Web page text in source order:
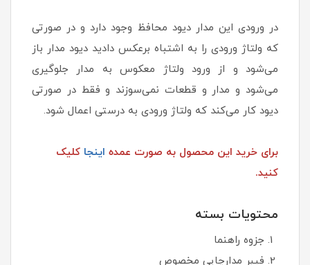
در ورودی این مدار دیود محافظ وجود دارد و در صورتی
که ولتاژ ورودی را به اشتباه برعکس دادید دیود مدار باز
می‌شود و از ورود ولتاژ معکوس به مدار جلوگیری
می‌شود و مدار و قطعات نمی‌سوزند و فقط در صورتی
دیود کار می‌کند که ولتاژ ورودی به درستی اعمال شود.
برای خرید این محصول به صورت عمده اینجا کلیک
کنید.
محتويات بسته
جزوه راهنما
فيبر مدارچاپي مخصوص